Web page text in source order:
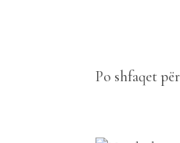
Po shfaqet